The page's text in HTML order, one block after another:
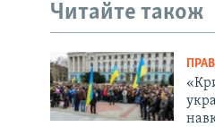
Читайте також